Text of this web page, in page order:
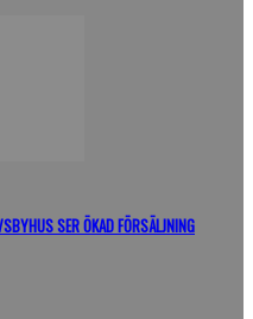
SER ÖKAD FÖRSÄLJNING